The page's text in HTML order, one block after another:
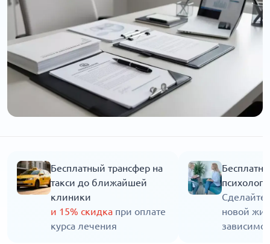
Бесплатный трансфер на
такси до ближайшей
клиники
и 15% скидка при оплате
курса лечения
психолога
Сделайте
новой